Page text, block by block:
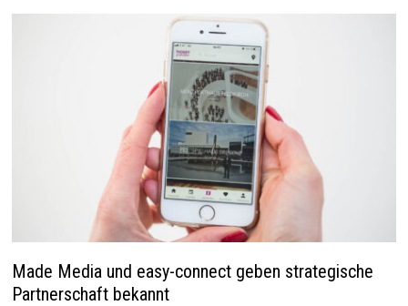
Made Media und easy-connect geben strategische
Partnerschaft bekannt